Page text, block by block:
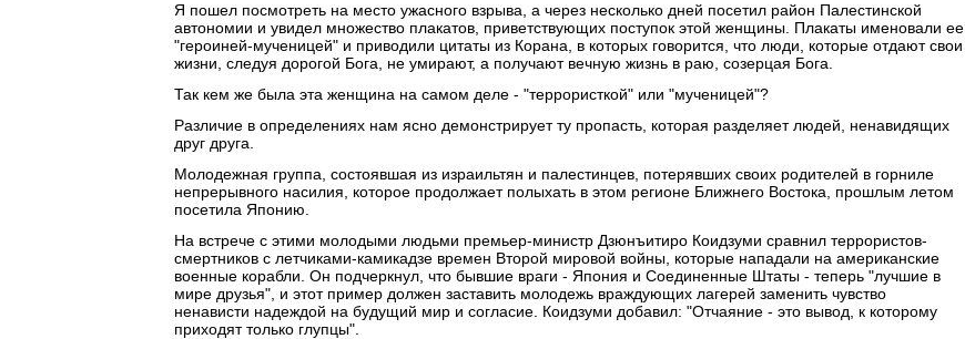
Я пошел посмотреть на место ужасного взрыва, а через несколько дней посетил район Палестинской
автономии и увидел множество плакатов, приветствующих поступок этой женщины. Плакаты именовали ее
"героиней-мученицей" и приводили цитаты из Корана, в которых говорится, что люди, которые отдают свои
жизни, следуя дорогой Бога, не умирают, а получают вечную жизнь в раю, созерцая Бога.
Так кем же была эта женщина на самом деле - "террористкой" или "мученицей"?
Различие в определениях нам ясно демонстрирует ту пропасть, которая разделяет людей, ненавидящих
друг друга.
Молодежная группа, состоявшая из израильтян и палестинцев, потерявших своих родителей в горниле
непрерывного насилия, которое продолжает полыхать в этом регионе Ближнего Востока, прошлым летом
посетила Японию.
На встрече с этими молодыми людьми премьер-министр Дзюнъитиро Коидзуми сравнил террористов-
смертников с летчиками-камикадзе времен Второй мировой войны, которые нападали на американские
военные корабли. Он подчеркнул, что бывшие враги - Япония и Соединенные Штаты - теперь "лучшие в
мире друзья", и этот пример должен заставить молодежь враждующих лагерей заменить чувство
ненависти надеждой на будущий мир и согласие. Коидзуми добавил: "Отчаяние - это вывод, к которому
приходят только глупцы".